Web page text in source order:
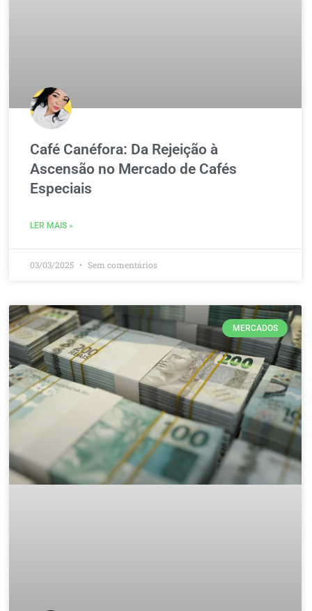
Café Canéfora: Da Rejeição à
Ascensão no Mercado de Cafés
Especiais
LER MAIS »
03/03/2025 Sem comentários
MERCADOS